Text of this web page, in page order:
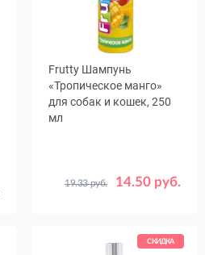
Frutty Шампунь
«Тропическое манго»
для собак и кошек, 250
мл
14.50 руб.
19.33 руб.
СКИДКА